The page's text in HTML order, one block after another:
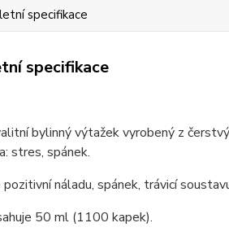
specifikace
specifikace
bylinný výtažek vyrobený z
stres, spánek.
náladu, spánek, trávicí
50 ml (1100 kapek).